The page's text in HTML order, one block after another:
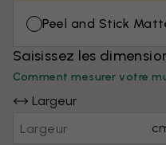
Peel and Stick
Saisissez les
Comment mesurer votre
Largeur